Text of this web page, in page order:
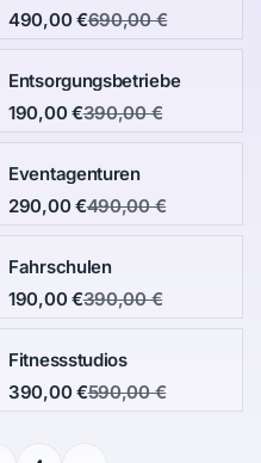
490,00 €690,00 €
Entsorgungsbetriebe
190,00 €390,00 €
Eventagenturen
290,00 €490,00 €
Fahrschulen
190,00 €390,00 €
Fitnessstudios
390,00 €590,00 €